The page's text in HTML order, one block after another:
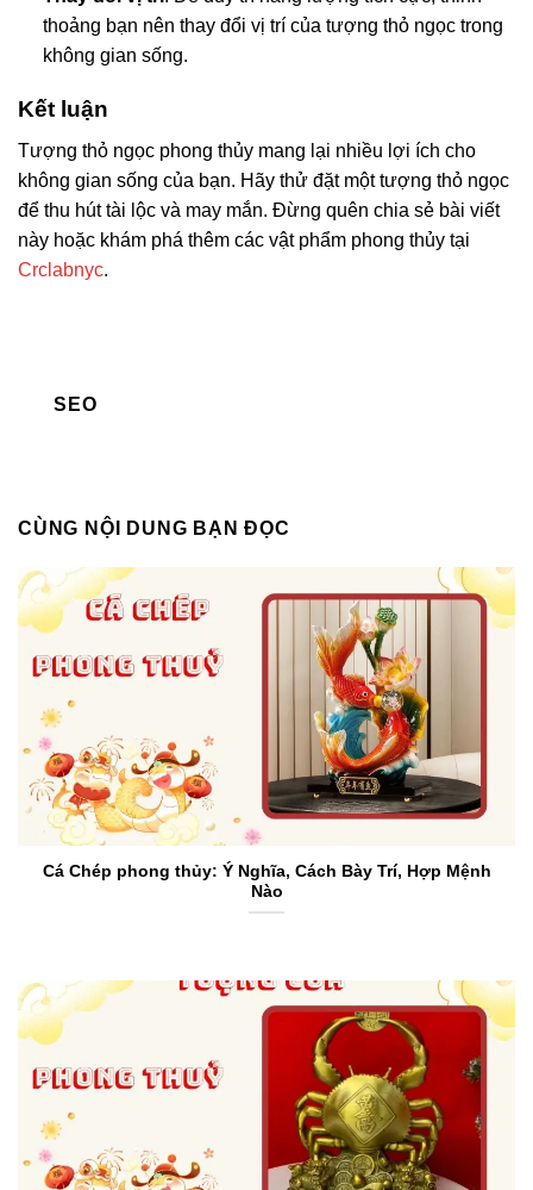
thoảng bạn nên thay đổi vị trí của tượng thỏ ngọc trong
không gian sống.
Kết luận
Tượng thỏ ngọc phong thủy mang lại nhiều lợi ích cho
không gian sống của bạn. Hãy thử đặt một tượng thỏ ngọc
để thu hút tài lộc và may mắn. Đừng quên chia sẻ bài viết
này hoặc khám phá thêm các vật phẩm phong thủy tại
Crclabnyc.
SEO
CÙNG NỘI DUNG BẠN ĐỌC
Cá Chép phong thủy: Ý Nghĩa, Cách Bày Trí, Hợp Mệnh
Nào